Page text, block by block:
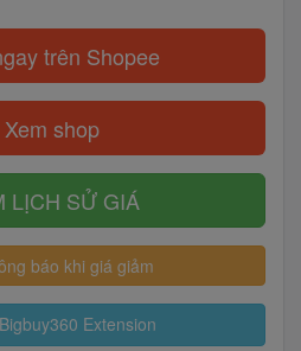
trên Shopee
Xem shop
LỊCH SỬ GIÁ
báo khi giá giảm
Extension